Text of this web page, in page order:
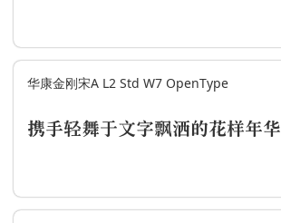
华康金刚宋A L2 Std W7 OpenType
携手轻舞于文字飘洒的花样年华